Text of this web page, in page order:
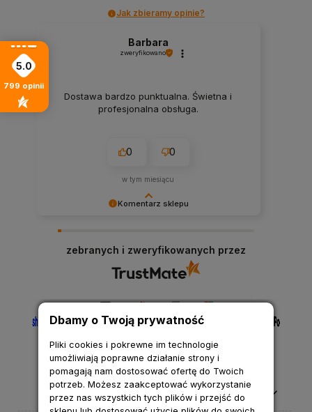
Jak zbieramy opinie?
Komentarz sklepu
Barbara
zweryfikowano
Dostawa bardzo punktualna. Świetna i
profesjonalna obsługa.
0 0
w tym miesiącu
zebranych i zweryfikowanych przez
Pomoc
5.0
799 opinii
Dbamy o Twoją prywatność
Pliki cookies i pokrewne im technologie
umożliwiają poprawne działanie strony i
pomagają nam dostosować ofertę do Twoich
potrzeb. Możesz zaakceptować wykorzystanie
przez nas wszystkich tych plików i przejść do